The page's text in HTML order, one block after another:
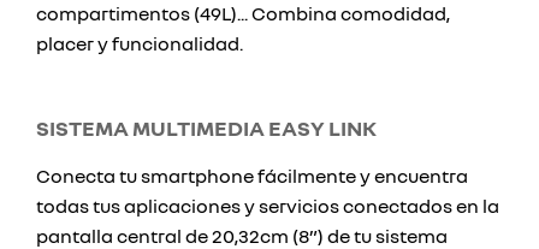
compartimentos (49L)... Combina comodidad,
placer y funcionalidad.
SISTEMA MULTIMEDIA EASY LINK
Conecta tu smartphone fácilmente y encuentra
todas tus aplicaciones y servicios conectados en la
pantalla central de 20,32cm (8”) de tu sistema